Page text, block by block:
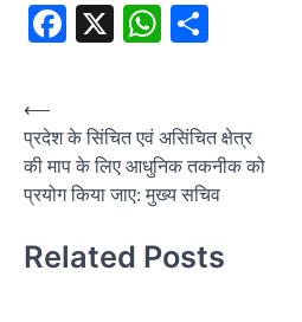
Facebook
X WhatsApp
Post
navigation
⟵
प्रदेश के सिंचित एवं असिंचित क्षेत्र
की माप के लिए आधुनिक तकनीक को
प्रयोग किया जाए: मुख्य सचिव
Related Posts